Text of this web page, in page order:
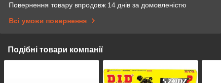
Повернення товару впродовж 14 днів за домовленістю
Всі умови повернення
Подібні товари компанії